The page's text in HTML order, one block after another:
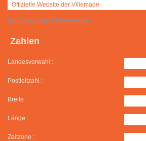
Offizielle Website der Villemade
http://www.cdg82.fr/villemade/
Zahlen
Landesvorwahl :
Postleitzahl :
Breite :
Länge :
Zeitzone :